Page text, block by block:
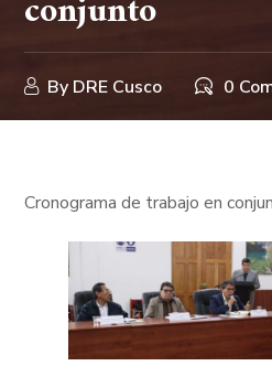
By DRE Cusco 0
Cronograma de trabajo en